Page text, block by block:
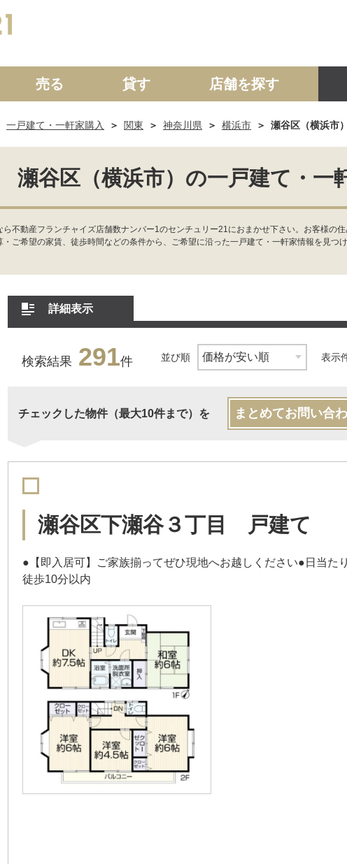
中古一戸建て マンション 土地 事業
売る 貸す 店舗を探す
一戸建て・一軒家購入 関東 神奈川県 横浜市 瀬谷区（横浜市
瀬谷区（横浜市）の一戸建て・一
不動産フランチャイズ店舗数ナンバー1のセンチュリー21におまかせ下さい。お客様の
ご希望の家賃、徒歩時間などの条件から、ご希望に沿った一戸建て・一軒家情報を見
詳細表示
検索結果 291件 並び順 表示
チェックした物件（最大10件まで）を まとめてお問い合
瀬谷区下瀬谷３丁目 戸建て
●【即入居可】ご家族揃ってぜひ現地へお越しください●日当
徒歩10分以内